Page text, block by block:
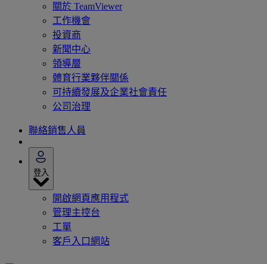
關於 TeamViewer
工作機會
投資商
新聞中心
領導層
體育行業夥伴關係
可持續發展及企業社會責任
公司治理
聯絡銷售人員
登入
開啟網頁應用程式
管理主控台
工單
客戶入口網站